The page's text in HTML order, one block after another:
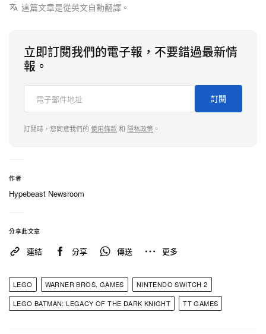
作——系列史上評價最高的作品。屆時遊戲亦會同步
70 美元的 Standard Edition 與 90 美元的 Deluxe
Edition 兩種版本可供選擇。
偏好實體收藏的《
LEGO Batman: Legacy of the
Dark Knight》玩家，絕對有理由升級入手高階版本。
實體 Deluxe Edition 附送限量「Retro Video Game
凡預購 Nintendo Switch 2 任一版本，即可率先獲得
專屬「Dark Knight Returns
權。
Nintendo Switch 2 版本推出之日，亦是「Mayhem
Collection」擴充內容於全平台同步上線的時間。這
款份量十足的 DLC 為開放世界 Gotham City 注入新
鮮變化，讓玩家可以化身 The Joker 與 Harley Quinn
這篇文章是從英文自動翻譯。
立即訂閱我們的電子報，不要錯過最新情
報。
訂閱
訂閱時，您同意我們的 使用條款和 隱私政策 。
作者
Hypebeast Newsroom
分享此文章
連結 分享 傳送 更多
LEGO WARNER BROS. GAMES
NINTENDO SWITCH 2
LEGO BATMAN: LEGACY OF THE DARK KNIGHT
TT GAMES